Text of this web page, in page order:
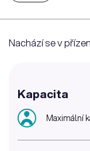
Nachází se v
Kapacita
Maximální